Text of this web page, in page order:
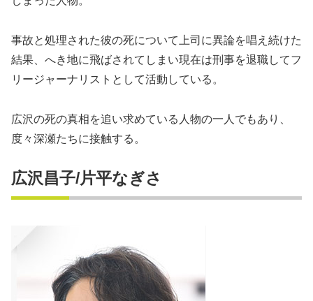
事故と処理された彼の死について上司に異論を唱え続けた
結果、へき地に飛ばされてしまい現在は刑事を退職してフ
リージャーナリストとして活動している。
広沢の死の真相を追い求めている人物の一人でもあり、
度々深瀬たちに接触する。
広沢昌子/片平なぎさ